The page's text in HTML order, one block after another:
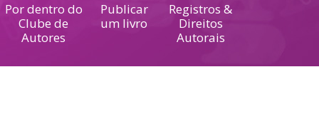
Por dentro do
Clube de
Autores
Publicar
um livro
Registros &
Direitos
Autorais